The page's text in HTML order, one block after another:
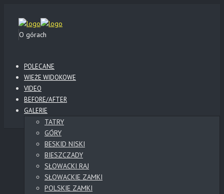
O górach
POLECANE
WIEŻE WIDOKOWE
VIDEO
BEFORE/AFTER
GALERIE
TATRY
GÓRY
BESKID NISKI
BIESZCZADY
SŁOWACKI RAJ
SŁOWACKIE ZAMKI
POLSKIE ZAMKI